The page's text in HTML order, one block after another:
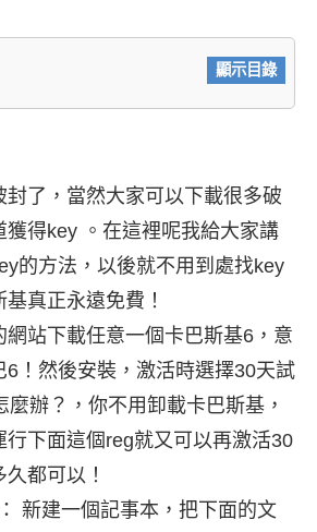
顯示目錄
封了，當然大家可以下載很多破
獲得key 。在這裡呢我給大家講
的方法，以後就不用到處找key
真正永遠免費！
網站下載任意一個卡巴斯基6，意
6！然後安裝，激活時選擇30天試
麼辦？，你不用卸載卡巴斯基，
行下面這個reg就又可以再激活30
都可以！
新建一個記事本，把下面的文